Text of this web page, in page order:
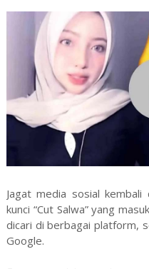
Jagat media sosial kembali
kunci “Cut Salwa” yang
dicari di berbagai platform,
Google.